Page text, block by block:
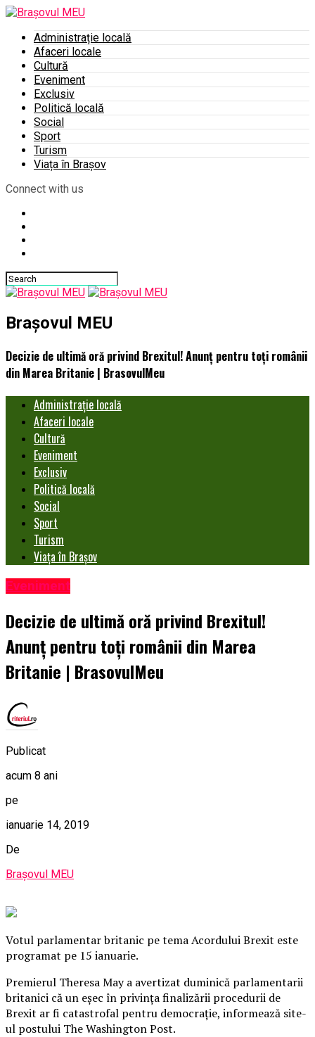
Administrație locală
Afaceri locale
Cultură
Eveniment
Exclusiv
Politică locală
Social
Sport
Turism
Viața în Brașov
Connect with us
Brașovul MEU
Decizie de ultimă oră privind Brexitul! Anunț pentru toți românii
din Marea Britanie | BrasovulMeu
Administrație locală
Afaceri locale
Cultură
Eveniment
Exclusiv
Politică locală
Social
Sport
Turism
Viața în Brașov
Eveniment
Decizie de ultimă oră privind Brexitul!
Anunț pentru toți românii din Marea
Britanie | BrasovulMeu
Publicat
acum 8 ani
pe
ianuarie 14, 2019
De
Brașovul MEU
Votul parlamentar britanic pe tema Acordului Brexit este
programat pe 15 ianuarie.
Premierul Theresa May a avertizat duminică parlamentarii
britanici că un eşec în privinţa finalizării procedurii de
Brexit ar fi catastrofal pentru democraţie, informează site-
ul postului The Washington Post.